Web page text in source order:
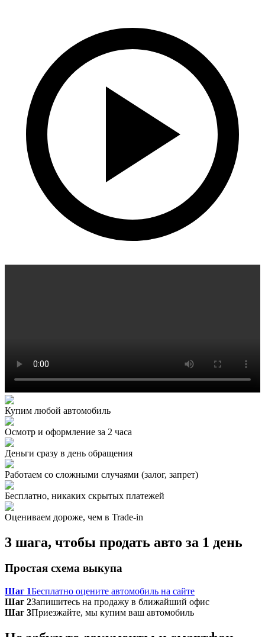
Купим любой автомобиль
Осмотр и оформление за 2 часа
Деньги сразу в день обращения
Работаем со сложными случаями (залог, запрет)
Бесплатно, никаких скрытых платежей
Оцениваем дороже, чем в Trade‑in
3 шага, чтобы продать авто за 1 день
Простая схема выкупа
Шаг 1Бесплатно оцените автомобиль на сайте
Шаг 2Запишитесь на продажу в ближайший офис
Шаг 3Приезжайте, мы купим ваш автомобиль